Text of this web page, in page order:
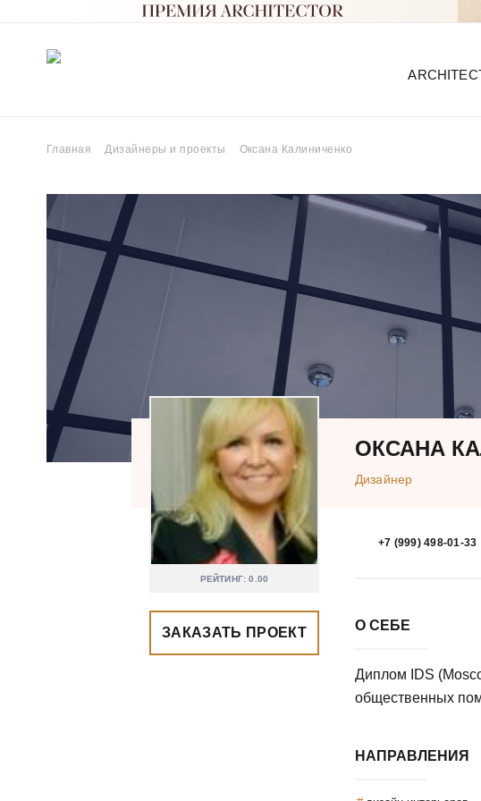
Главная Дизайнеры и проекты Оксана Калиниченко
РЕЙТИНГ: 0.00
ОКСАНА
Дизайнер
ЗАКАЗАТЬ ПРОЕКТ
+7 (999) 498-01-33
О СЕБЕ
Диплом IDS
общественных
НАПРАВЛЕНИЯ